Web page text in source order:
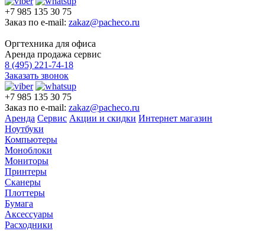
+7 985 135 30 75
Заказ по e-mail: zakaz@pacheco.ru
Оргтехника для офиса
Аренда продажа сервис
8 (495) 221-74-18
Заказать звонок
+7 985 135 30 75
Заказ по e-mail: zakaz@pacheco.ru
Аренда Сервис Акции и скидки Интернет магазин
Ноутбуки
Компьютеры
Моноблоки
Мониторы
Принтеры
Сканеры
Плоттеры
Бумага
Аксессуары
Расходники